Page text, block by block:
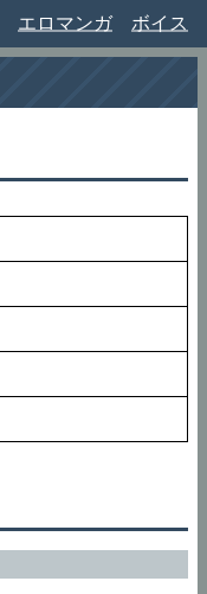
エロマンガ ボイス